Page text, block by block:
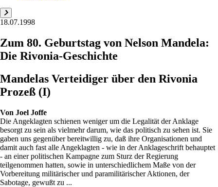
18.07.1998
Zum 80. Geburtstag von Nelson Mandela:
Die Rivonia-Geschichte
Mandelas Verteidiger über den Rivonia
Prozeß (I)
Von Joel Joffe
Die Angeklagten schienen weniger um die Legalität der Anklage
besorgt zu sein als vielmehr darum, wie das politisch zu sehen ist. Sie
gaben uns gegenüber bereitwillig zu, daß ihre Organisationen und
damit auch fast alle Angeklagten - wie in der Anklageschrift behauptet
- an einer politischen Kampagne zum Sturz der Regierung
teilgenommen hatten, sowie in unterschiedlichem Maße von der
Vorbereitung militärischer und paramilitärischer Aktionen, der
Sabotage, gewußt zu ...